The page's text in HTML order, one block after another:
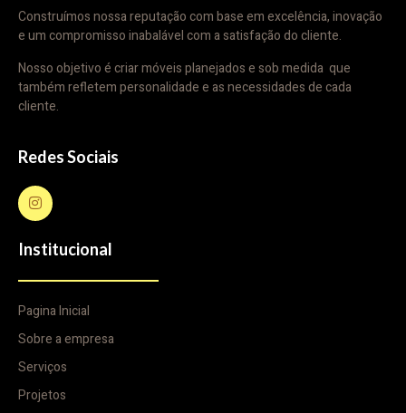
Construímos nossa reputação com base em excelência, inovação
e um compromisso inabalável com a satisfação do cliente.
Nosso objetivo é criar móveis planejados e sob medida que
também refletem personalidade e as necessidades de cada
cliente.
Redes Sociais
Institucional
Pagina Inicial
Sobre a empresa
Serviços
Projetos